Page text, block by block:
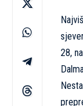
28,